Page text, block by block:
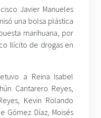
Javier Manueles
una bolsa plástica
marihuana, por
Ilícito de drogas en
a Reina Isabel
Cantarero Reyes,
Kevin Rolando
Gómez Díaz, Moisés